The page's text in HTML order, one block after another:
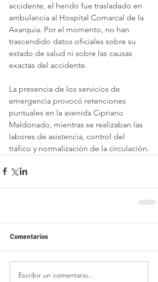
accidente, el herido fue trasladado en
ambulancia al Hospital Comarcal de la
Axarquía. Por el momento, no han
trascendido datos oficiales sobre su
estado de salud ni sobre las causas
exactas del accidente.
La presencia de los servicios de
emergencia provocó retenciones
puntuales en la avenida Cipriano
Maldonado, mientras se realizaban las
labores de asistencia, control del
tráfico y normalización de la circulación.
Comentarios
Escribir un comentario...